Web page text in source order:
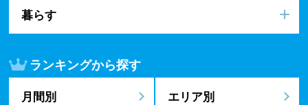
暮らす
ランキングから探す
月間別 エリア別